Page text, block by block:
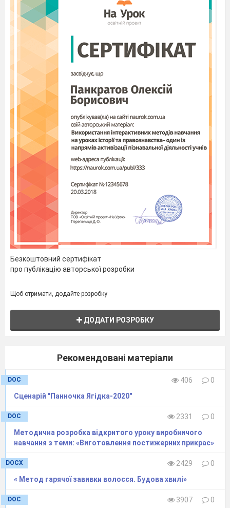
Талія.Театр не може існувати без актора .
І сьогодні в залі –
актори – початківці.
З нетерпінням
чекаємо на виступи чудові .
Терпсихора.А перш ніж розпочати
програму конкурсну
Ми маєм передать
кермо правління
вельмишановному журі.
Мельпомена.
Талія.
Театр перенесе нас у минуле,
що вже давно пройшло,
або в майбутнє,
що ще так далеко..
Терпсихора. Ось і сьогодні ми запрошуємо
В чарівний світ театру.
Мельпомена.О, любий глядачу!
«Шоу перевтілень»!
(Спускаються по сходах
під театральну
музику
В. Картишова «весь світ театр»)
Талія.Шановні глядачі, дозвольте
Чи знаєте, чим обдаровують
акторівпісля виступу?
«оплески»).
Безкоштовний сертифікат
про публікацію авторської розробки
Щоб отримати, додайте розробку
ДОДАТИ РОЗРОБКУ
Рекомендовані матеріали
DOC 406
0
Сценарій "Панночка Ягідка-2020"
DOC 2331
0
Методична розробка відкритого уроку виробничого
навчання з теми: «Виготовлення постижерних прикрас»
DOCX 2429
0
« Метод гарячої завивки волосся. Будова хвилі»
DOC 3907
0